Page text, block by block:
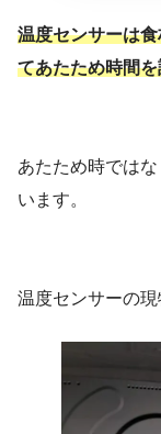
温度センサーは
てあたため時間
あたため時では
います。
温度センサーの現